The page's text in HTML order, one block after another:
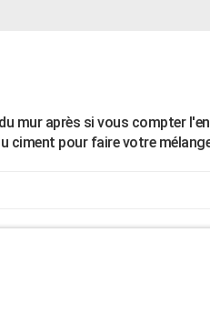
mur après si vous compter
ciment pour faire votre